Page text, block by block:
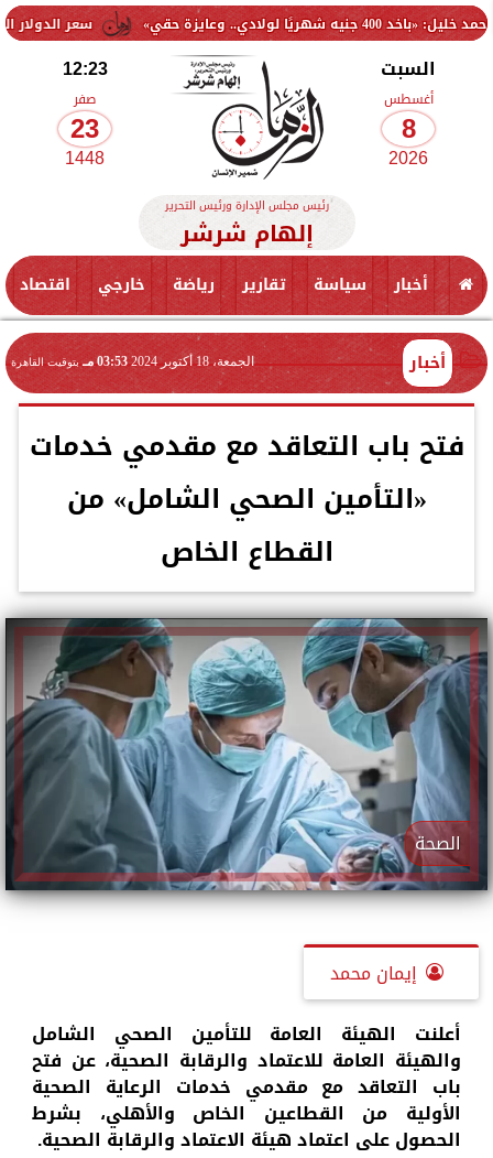
سعر الدولار اليوم السبت 8 أغسطس 2026.. استقرار أمام الجنيه في البنوك
السبت
أغسطس
8
2026
12:23
صفر
23
1448
رئيس مجلس الإدارة ورئيس التحرير
إلهام شرشر
أخبار سياسة تقارير رياضة خارجي اقتصاد
أخبار الجمعة، 18 أكتوبر 2024 03:53 مـ بتوقيت القاهرة
فتح باب التعاقد مع مقدمي خدمات
«التأمين الصحي الشامل» من
القطاع الخاص
الصحة
إيمان محمد
أعلنت الهيئة العامة للتأمين الصحي الشامل
والهيئة العامة للاعتماد والرقابة الصحية، عن فتح
باب التعاقد مع مقدمي خدمات الرعاية الصحية
الأولية من القطاعين الخاص والأهلي، بشرط
الحصول على اعتماد هيئة الاعتماد والرقابة الصحية.